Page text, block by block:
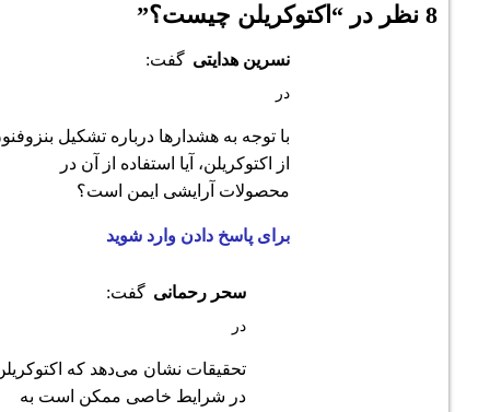
چیست؟”
با توجه به هشدارها درباره تشکیل بنزوفنون
از اکتوکریلن، آیا استفاده از آن در
محصولات آرایشی ایمن است؟
برای پاسخ دادن وارد شوید
تحقیقات نشان می‌دهد که اکتوکریلن
در شرایط خاصی ممکن است به